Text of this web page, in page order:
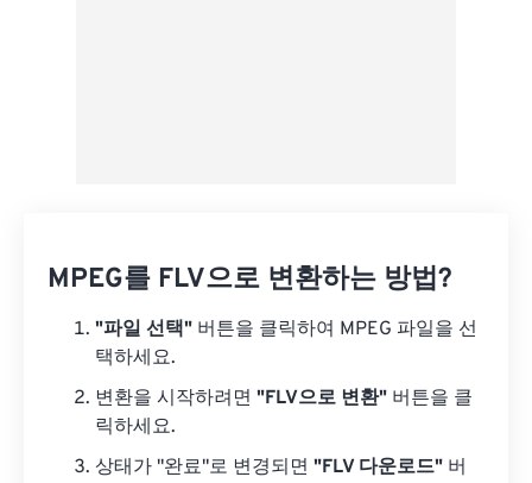
MPEG를 FLV으로 변환하는 방법?
"파일 선택" 버튼을 클릭하여 MPEG 파일을 선
택하세요.
변환을 시작하려면 "FLV으로 변환" 버튼을 클
릭하세요.
상태가 "완료"로 변경되면 "FLV 다운로드" 버